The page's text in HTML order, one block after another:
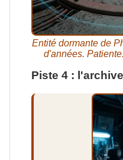
Entité dormante de
d'années.
Piste 4 :